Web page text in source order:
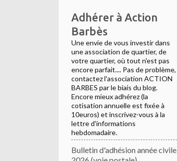
Adhérer à Action
Barbès
Une envie de vous investir dans
une association de quartier, de
votre quartier, où tout n'est pas
encore parfait.... Pas de problème,
contactez l'association ACTION
BARBES par le biais du blog.
Encore mieux adhérez (la
cotisation annuelle est fixée à
10euros) et inscrivez-vous à la
lettre d'informations
hebdomadaire.
Bulletin d'adhésion année civile